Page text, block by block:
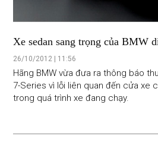
Xe sedan sang trọng của BMW
26/10/2012 | 11:56
Hãng BMW vừa đưa ra thông báo
7-Series vì lỗi liên quan đến cửa xe
trong quá trình xe đang chạy.